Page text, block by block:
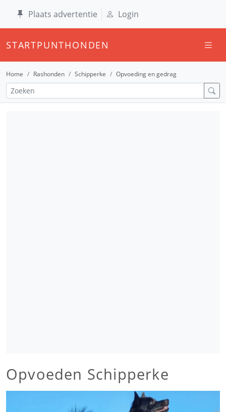
Plaats advertentie Login
STARTPUNTHONDEN
Home Rashonden Schipperke Opvoeding en gedrag
Opvoeden Schipperke